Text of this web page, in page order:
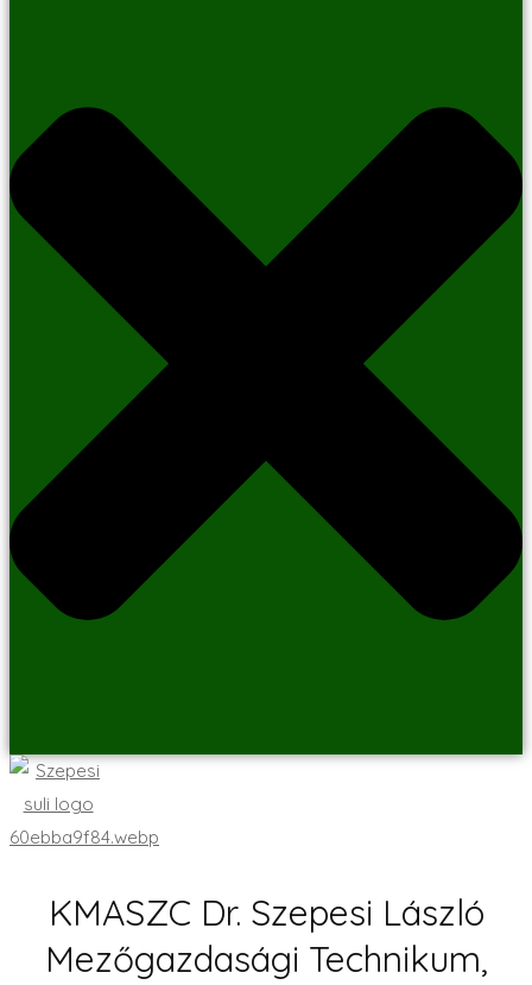
KMASZC Dr. Szepesi László
Mezőgazdasági Technikum,